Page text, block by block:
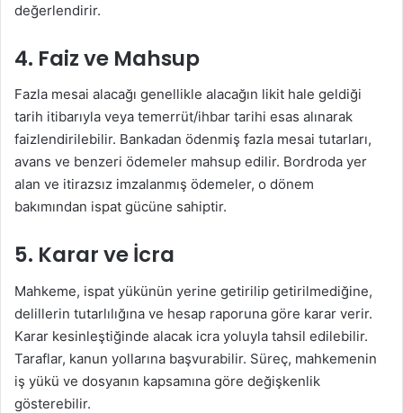
değerlendirir.
4. Faiz ve Mahsup
Fazla mesai alacağı genellikle alacağın likit hale geldiği
tarih itibarıyla veya temerrüt/ihbar tarihi esas alınarak
faizlendirilebilir. Bankadan ödenmiş fazla mesai tutarları,
avans ve benzeri ödemeler mahsup edilir. Bordroda yer
alan ve itirazsız imzalanmış ödemeler, o dönem
bakımından ispat gücüne sahiptir.
5. Karar ve İcra
Mahkeme, ispat yükünün yerine getirilip getirilmediğine,
delillerin tutarlılığına ve hesap raporuna göre karar verir.
Karar kesinleştiğinde alacak icra yoluyla tahsil edilebilir.
Taraflar, kanun yollarına başvurabilir. Süreç, mahkemenin
iş yükü ve dosyanın kapsamına göre değişkenlik
gösterebilir.